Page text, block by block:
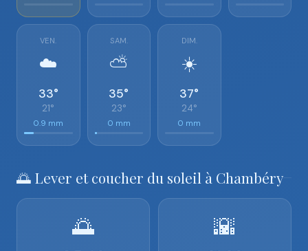
VEN.
☁️
33°
21°
0.9 mm
SAM.
⛅
35°
23°
0 mm
DIM.
☀️
37°
24°
0 mm
🌅 Lever et coucher du soleil à Chambéry
🌅 🌇